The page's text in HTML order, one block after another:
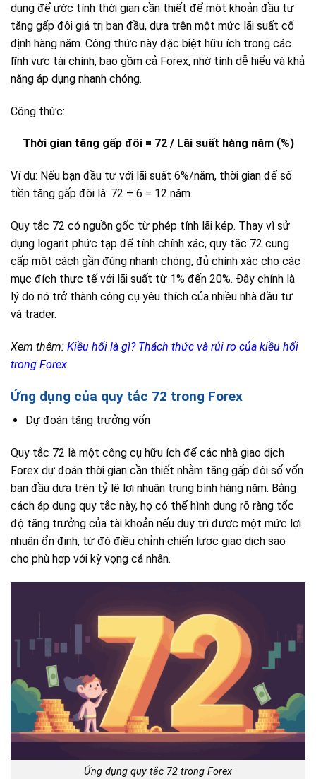
dụng để ước tính thời gian cần thiết để một khoản đầu tư
tăng gấp đôi giá trị ban đầu, dựa trên một mức lãi suất cố
định hàng năm. Công thức này đặc biệt hữu ích trong các
lĩnh vực tài chính, bao gồm cả Forex, nhờ tính dễ hiểu và khả
năng áp dụng nhanh chóng.
Công thức:
Thời gian tăng gấp đôi = 72 / Lãi suất hàng năm (%)
Ví dụ: Nếu bạn đầu tư với lãi suất 6%/năm, thời gian để số
tiền tăng gấp đôi là: 72 ÷ 6 = 12 năm.
Quy tắc 72 có nguồn gốc từ phép tính lãi kép. Thay vì sử
dụng logarit phức tạp để tính chính xác, quy tắc 72 cung
cấp một cách gần đúng nhanh chóng, đủ chính xác cho các
mục đích thực tế với lãi suất từ 1% đến 20%. Đây chính là
lý do nó trở thành công cụ yêu thích của nhiều nhà đầu tư
và trader.
Xem thêm: Kiều hối là gì? Thách thức và rủi ro của kiều hối
trong Forex
Ứng dụng của quy tắc 72 trong Forex
Dự đoán tăng trưởng vốn
Quy tắc 72 là một công cụ hữu ích để các nhà giao dịch
Forex dự đoán thời gian cần thiết nhằm tăng gấp đôi số vốn
ban đầu dựa trên tỷ lệ lợi nhuận trung bình hàng năm. Bằng
cách áp dụng quy tắc này, họ có thể hình dung rõ ràng tốc
độ tăng trưởng của tài khoản nếu duy trì được một mức lợi
nhuận ổn định, từ đó điều chỉnh chiến lược giao dịch sao
cho phù hợp với kỳ vọng cá nhân.
Ứng dụng quy tắc 72 trong Forex